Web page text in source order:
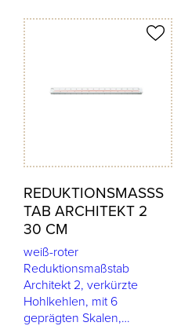
REDUKTIONSMASSST
AB ARCHITEKT 2 3
0 CM
weiß-roter
Reduktionsmaßstab
Architekt 2, verkürzte
Hohlkehlen, mit 6
geprägten Skalen,…
merken